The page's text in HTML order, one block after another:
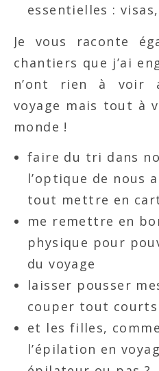
essentielles :
Je vous raconte
chantiers que j’ai
n’ont rien à voir
voyage mais tout à
monde !
faire du tri dans
l’optique de nous
tout mettre en
me remettre en
physique pour
du voyage
laisser pousser
couper tout courts
et les filles,
l’épilation en